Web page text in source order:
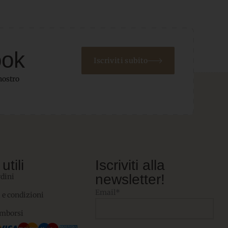
Iscriviti subito
condizioni
Iscriviti alla
newsletter!